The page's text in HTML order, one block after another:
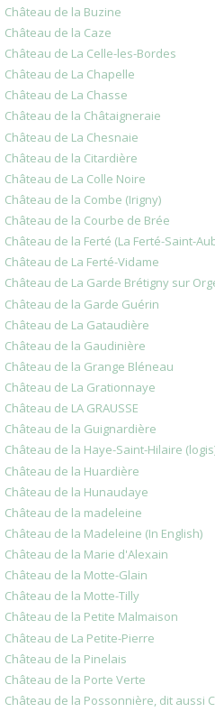
Château de la Buzine
Château de la Caze
Château de La Celle-les-Bordes
Château de La Chapelle
Château de La Chasse
Château de la Châtaigneraie
Château de La Chesnaie
Château de la Citardière
Château de La Colle Noire
Château de la Combe (Irigny)
Château de la Courbe de Brée
Château de la Ferté (La Ferté-Saint-
Château de La Ferté-Vidame
Château de La Garde Brétigny sur
Château de la Garde Guérin
Château de La Gataudière
Château de la Gaudinière
Château de la Grange Bléneau
Château de La Grationnaye
Château de LA GRAUSSE
Château de la Guignardière
Château de la Haye-Saint-Hilaire
Château de la Huardière
Château de la Hunaudaye
Château de la madeleine
Château de la Madeleine (In English)
Château de la Marie d'Alexain
Château de la Motte-Glain
Château de la Motte-Tilly
Château de la Petite Malmaison
Château de La Petite-Pierre
Château de la Pinelais
Château de la Porte Verte
Château de la Possonnière, dit aussi